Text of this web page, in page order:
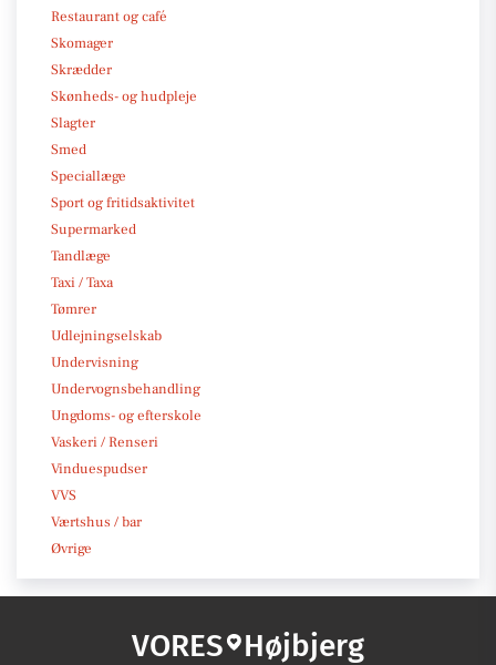
Restaurant og café
Skomager
Skrædder
Skønheds- og hudpleje
Slagter
Smed
Speciallæge
Sport og fritidsaktivitet
Supermarked
Tandlæge
Taxi / Taxa
Tømrer
Udlejningselskab
Undervisning
Undervognsbehandling
Ungdoms- og efterskole
Vaskeri / Renseri
Vinduespudser
VVS
Værtshus / bar
Øvrige
VORES Højbjerg